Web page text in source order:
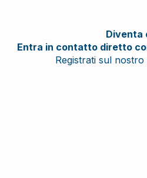
Diventa
Entra in contatto diretto
Registrati sul